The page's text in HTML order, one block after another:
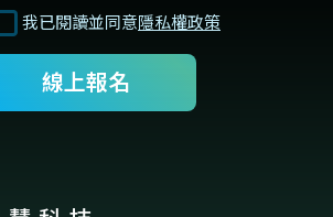
我已閱讀並同意隱私權政策
線上報名